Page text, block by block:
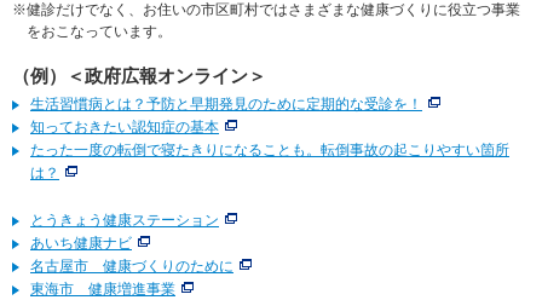
※健診だけでなく、お住いの市区町村ではさまざまな健康づくりに役立つ事業
をおこなっています。
（例）＜政府広報オンライン＞
生活習慣病とは？予防と早期発見のために定期的な受診を！
知っておきたい認知症の基本
たった一度の転倒で寝たきりになることも。転倒事故の起こりやすい箇所
は？
とうきょう健康ステーション
あいち健康ナビ
名古屋市 健康づくりのために
東海市 健康増進事業